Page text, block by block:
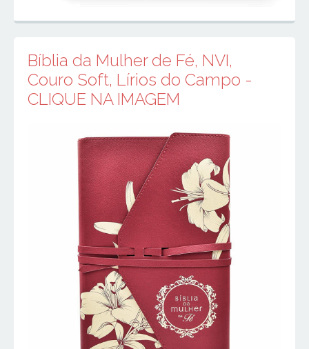
Bíblia da Mulher de Fé, NVI,
Couro Soft, Lírios do Campo -
CLIQUE NA IMAGEM